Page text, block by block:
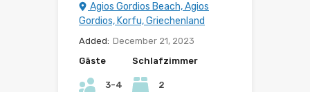
Agios Gordios Beach, Agios
Gordios, Korfu, Griechenland
Added: December 21, 2023
Gäste
3-4
Schlafzimmer
2